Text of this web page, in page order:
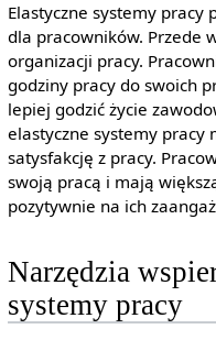
Elastyczne systemy pracy
dla pracowników. Przede
organizacji pracy.
godziny pracy do swoich
lepiej godzić życie
elastyczne systemy pracy
satysfakcję z pracy.
swoją pracą i mają
pozytywnie na ich
Narzędzia
systemy pracy